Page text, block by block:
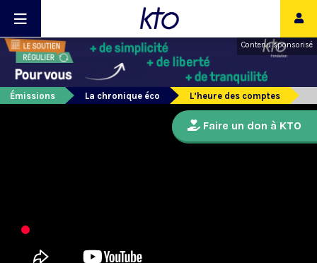
Contenu sponsorisé
Émissions La chronique éco L’heure des comptes
Faire un don à KTO